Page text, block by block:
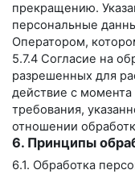
прекращению.
персональные
Оператором,
5.7.4 Согласие на
разрешенных для
действие с
требования,
отношении
6. Принципы
6.1. Обработка